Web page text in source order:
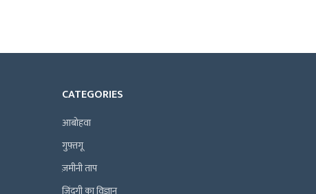
CATEGORIES
आबोहवा
गुफ़्तगू
ज़मीनी ताप